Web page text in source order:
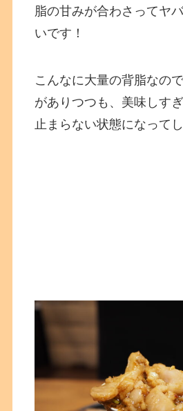
脂の甘みが合わさってヤ
いです！
こんなに大量の背脂なの
がありつつも、美味しす
止まらない状態になって